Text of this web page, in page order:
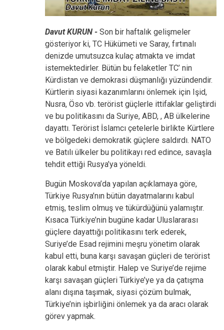
Davut KURUN - Son bir haftalık gelişmeler
gösteriyor ki, TC Hükümeti ve Saray, fırtınalı
denizde umutsuzca kulaç atmakta ve imdat
istemektedirler. Bütün bu felaketler TC’ nin
Kürdistan ve demokrasi düşmanlığı yüzündendir.
Kürtlerin siyasi kazanımlarını önlemek için Işid,
Nusra, Öso vb. terörist güçlerle ittifaklar geliştirdi
ve bu politikasını da Suriye, ABD, , AB ülkelerine
dayattı. Terörist İslamcı çetelerle birlikte Kürtlere
ve bölgedeki demokratik güçlere saldırdı. NATO
ve Batılı ülkeler bu politikayı red edince, savaşla
tehdit ettiği Rusya’ya yöneldi.
Bugün Moskova’da yapılan açıklamaya göre,
Türkiye Rusya’nın bütün dayatmalarını kabul
etmiş, teslim olmuş ve tükürdüğünü yalamıştır.
Kısaca Türkiye’nin bugüne kadar Uluslararası
güçlere dayattığı politikasını terk ederek,
Suriye’de Esad rejimini meşru yönetim olarak
kabul etti, buna karşı savaşan güçleri de terörist
olarak kabul etmiştir. Halep ve Suriye’de rejime
karşı savaşan güçleri Türkiye’ye ya da çatışma
alanı dışına taşımak, siyasi çözüm bulmak,
Türkiye’nin işbirliğini önlemek ya da aracı olarak
görev yapmak.